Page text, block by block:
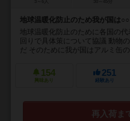
地球温暖化防止のため我が国は
地球温暖化防止のために各国の
回りで具体策について協議 動物
だ そのために我が国はアルミ缶
154
興味あり
251
経験あり
再入荷ま